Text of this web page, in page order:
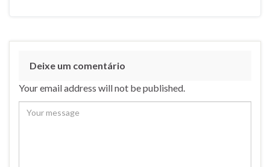
Deixe um comentário
Your email address will not be published.